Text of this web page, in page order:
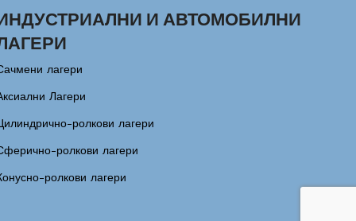
И АВТОМОБИЛНИ
лагери
Лагери
ролкови лагери
ролкови лагери
ролкови лагери